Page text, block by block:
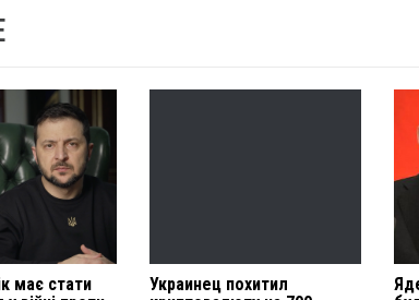
має стати
Украинец похитил